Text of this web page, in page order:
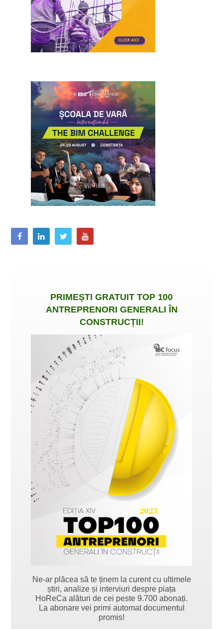
PRIMEȘTI GRATUIT TOP 100
ANTREPRENORI GENERALI ÎN
CONSTRUCȚII!
Ne-ar plăcea să te ținem la curent cu ultimele
știri, analize și interviuri despre piața
HoReCa alături de cei peste 9.700 abonați.
La abonare vei primi automat documentul
promis!